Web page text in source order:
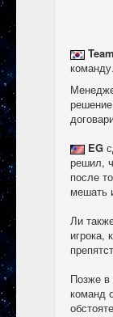
команду.
EG
решил,
после
мешать
Ли
игрока,
Позже в
команд